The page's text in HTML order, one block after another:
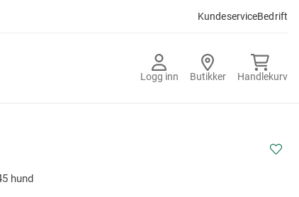
KundeserviceBedrift
Logg inn Butikker Handlekurv
hund